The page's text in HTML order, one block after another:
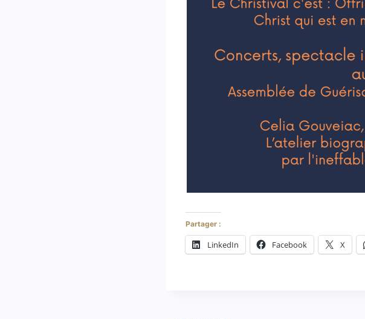
Partager :
LinkedIn Facebook X